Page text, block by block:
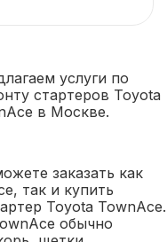
услуги по
стартеров Toyota
в Москве.
заказать как
так и купить
Toyota TownAce.
обычно